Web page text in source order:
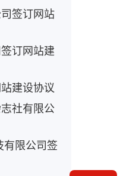
签订网站
订网站建
建设协议
社有限公
有限公司签